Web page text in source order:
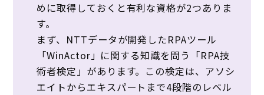
めに取得しておくと有利な資格が2つありま
す。
まず、NTTデータが開発したRPAツール
「WinActor」に関する知識を問う「RPA技
術者検定」があります。この検定は、アソシ
エイトからエキスパートまで4段階のレベル